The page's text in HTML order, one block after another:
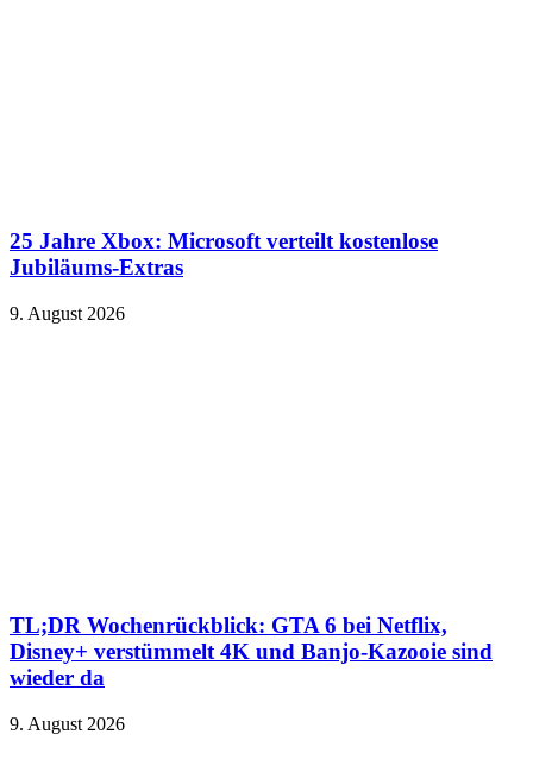
25 Jahre Xbox: Microsoft verteilt kostenlose
Jubiläums-Extras
9. August 2026
TL;DR Wochenrückblick: GTA 6 bei Netflix,
Disney+ verstümmelt 4K und Banjo-Kazooie sind
wieder da
9. August 2026